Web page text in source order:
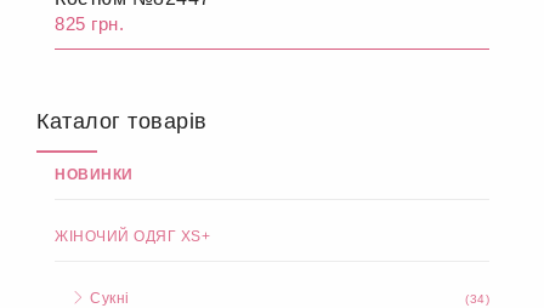
825 грн.
Каталог товарів
НОВИНКИ
ЖІНОЧИЙ ОДЯГ XS+
Сукні (34)